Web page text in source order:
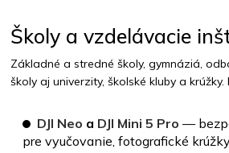
Školy a vzdelávacie
Základné a stredné školy, gymnáziá,
školy aj univerzity, školské kluby a krúžky.
DJI Neo a DJI Mini 5 Pro —
pre vyučovanie, fotografické